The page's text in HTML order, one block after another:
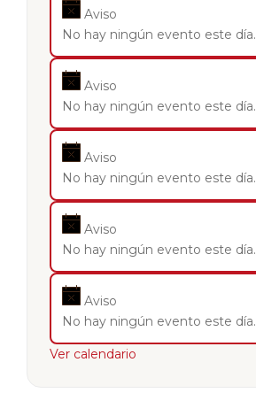
Aviso
No hay ningún evento este día.
Aviso
No hay ningún evento este día.
Aviso
No hay ningún evento este día.
Aviso
No hay ningún evento este día.
Aviso
No hay ningún evento este día.
Ver calendario